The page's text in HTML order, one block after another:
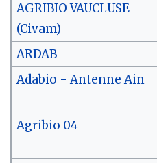
AGRIBIO VAUCLUSE
(Civam)
ARDAB
Adabio - Antenne Ain
Agribio 04